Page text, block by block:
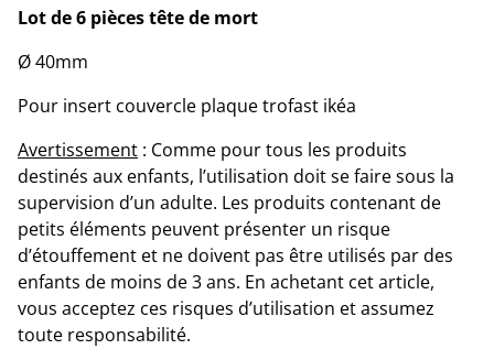
Lot de 6 pièces tête de mort
Ø 40mm
Pour insert couvercle plaque trofast ikéa
Avertissement : Comme pour tous les produits
destinés aux enfants, l’utilisation doit se faire sous la
supervision d’un adulte. Les produits contenant de
petits éléments peuvent présenter un risque
d’étouffement et ne doivent pas être utilisés par des
enfants de moins de 3 ans. En achetant cet article,
vous acceptez ces risques d’utilisation et assumez
toute responsabilité.